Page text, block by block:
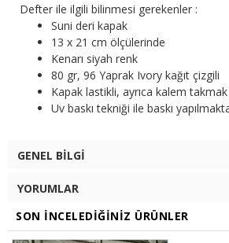
Defter ile ilgili bilinmesi gerekenler :
Suni deri kapak
13 x 21 cm ölçülerinde
Kenarı siyah renk
80 gr, 96 Yaprak Ivory kağıt çizgili
Kapak lastikli, ayrıca kalem
Uv baskı tekniği ile baskı
GENEL BILGI
YORUMLAR
SON İNCELEDIĞINIZ ÜRÜNLER